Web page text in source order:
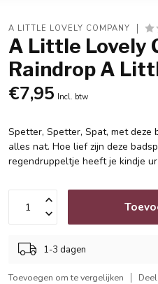
A LITTLE LOVELY COMPANY
A Little Lovely
Raindrop A
€7,95 Incl. btw
Spetter, Spetter, Spat, met deze
alles nat. Hoe lief zijn deze
regendruppeltje heeft je kindje
1-3 dagen
Toevoegen om te vergelijken